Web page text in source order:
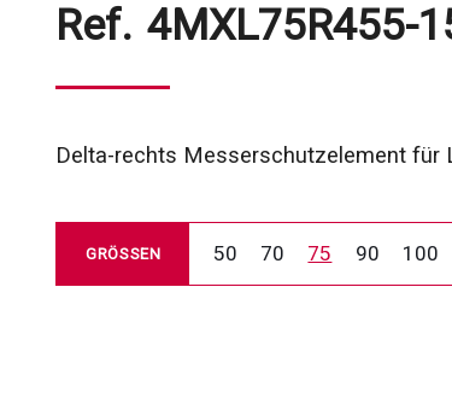
Ref. 4MXL75R455-
Delta-rechts Messerschutzelement für
GRÖSSEN 50 70 75 90 100